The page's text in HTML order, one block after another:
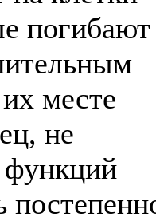
погибают
месте
не